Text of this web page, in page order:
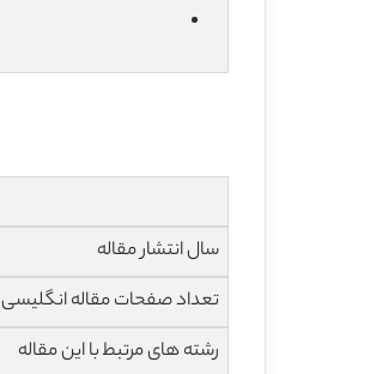
سال انتشار مقاله
تعداد صفحات مقاله انگلیسی
رشته های مرتبط با این مقاله